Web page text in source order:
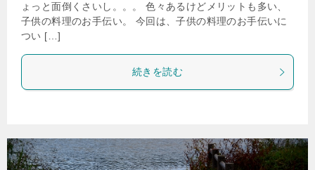
ょっと面倒くさいし。。。 色々あるけどメリットも多い、
子供の料理のお手伝い。 今回は、子供の料理のお手伝いに
つい […]
続きを読む